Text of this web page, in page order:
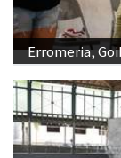
Erromeria,